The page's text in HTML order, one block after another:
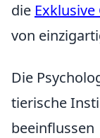
die Exklusive
von
Die
tierische
beeinflussen